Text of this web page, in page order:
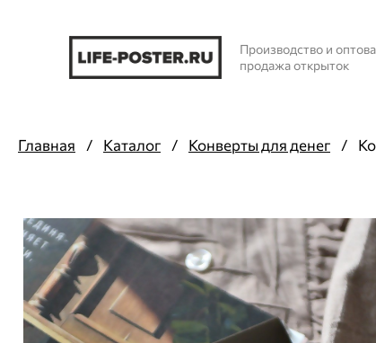
Производство и
продажа открыток
Главная / Каталог / Конверты для денег /